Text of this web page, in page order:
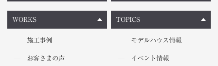
WORKS
施工事例
お客さまの声
TOPICS
モデルハウス情報
イベント情報